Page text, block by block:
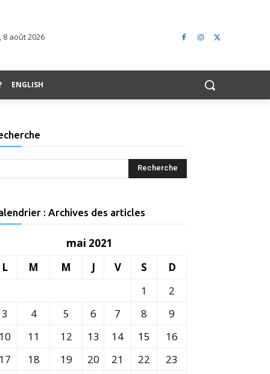
8 août 2026
ENGLISH
: Archives des articles
mai 2021
L
M M J V S
D
1
2
3
4 5 6 7 8
9
10
11 12 13 14 15
16
17
18 19 20 21 22
23